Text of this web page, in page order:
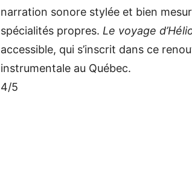
narration sonore stylée et bien
spécialités propres. Le voyage
accessible, qui s’inscrit dans ce
instrumentale au Québec.
4/5